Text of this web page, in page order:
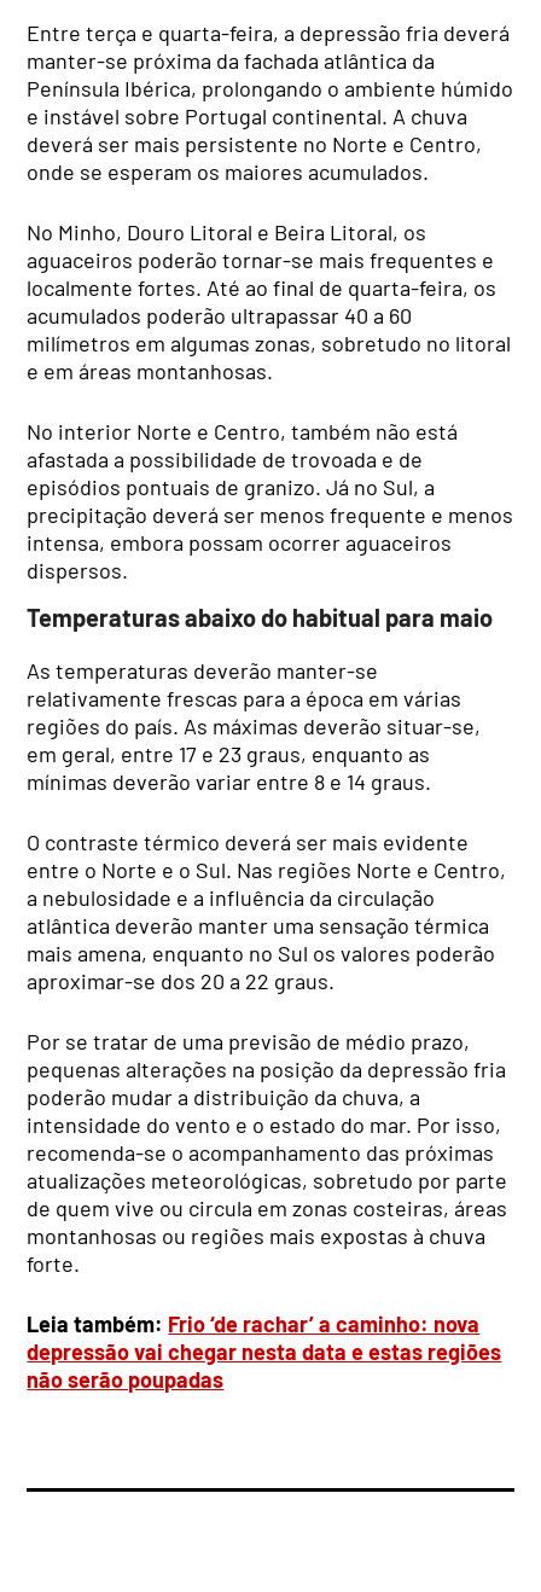
Entre terça e quarta-feira, a depressão fria deverá
manter-se próxima da fachada atlântica da
Península Ibérica, prolongando o ambiente húmido
e instável sobre Portugal continental. A chuva
deverá ser mais persistente no Norte e Centro,
onde se esperam os maiores acumulados.
No Minho, Douro Litoral e Beira Litoral, os
aguaceiros poderão tornar-se mais frequentes e
localmente fortes. Até ao final de quarta-feira, os
acumulados poderão ultrapassar 40 a 60
milímetros em algumas zonas, sobretudo no litoral
e em áreas montanhosas.
No interior Norte e Centro, também não está
afastada a possibilidade de trovoada e de
episódios pontuais de granizo. Já no Sul, a
precipitação deverá ser menos frequente e menos
intensa, embora possam ocorrer aguaceiros
dispersos.
Temperaturas abaixo do habitual para maio
As temperaturas deverão manter-se
relativamente frescas para a época em várias
regiões do país. As máximas deverão situar-se,
em geral, entre 17 e 23 graus, enquanto as
mínimas deverão variar entre 8 e 14 graus.
O contraste térmico deverá ser mais evidente
entre o Norte e o Sul. Nas regiões Norte e Centro,
a nebulosidade e a influência da circulação
atlântica deverão manter uma sensação térmica
mais amena, enquanto no Sul os valores poderão
aproximar-se dos 20 a 22 graus.
Por se tratar de uma previsão de médio prazo,
pequenas alterações na posição da depressão fria
poderão mudar a distribuição da chuva, a
intensidade do vento e o estado do mar. Por isso,
recomenda-se o acompanhamento das próximas
atualizações meteorológicas, sobretudo por parte
de quem vive ou circula em zonas costeiras, áreas
montanhosas ou regiões mais expostas à chuva
forte.
Leia também: Frio ‘de rachar’ a caminho: nova
depressão vai chegar nesta data e estas regiões
não serão poupadas